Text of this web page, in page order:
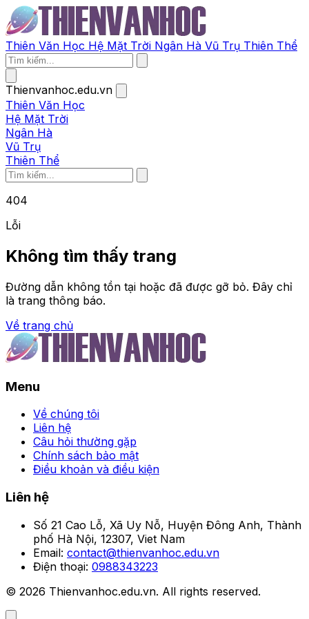
Thiên Văn Học Hệ Mặt Trời Ngân Hà Vũ Trụ Thiên Thể
Thienvanhoc.edu.vn
Thiên Văn Học
Hệ Mặt Trời
Ngân Hà
Vũ Trụ
Thiên Thể
404
Lỗi
Không tìm thấy trang
Đường dẫn không tồn tại hoặc đã được gỡ bỏ. Đây chỉ
là trang thông báo.
Về trang chủ
Trang chủ
Khám phá những meme
mèo hài hước hot trend
hiện nay
•
Menu
Về chúng tôi
Liên hệ
Câu hỏi thường gặp
Chính sách bảo mật
Điều khoản và điều kiện
Liên hệ
Số 21 Cao Lỗ, Xã Uy Nỗ, Huyện Đông Anh, Thành
phố Hà Nội, 12307, Viet Nam
Email: contact@thienvanhoc.edu.vn
Điện thoại: 0988343223
© 2026 Thienvanhoc.edu.vn. All rights reserved.